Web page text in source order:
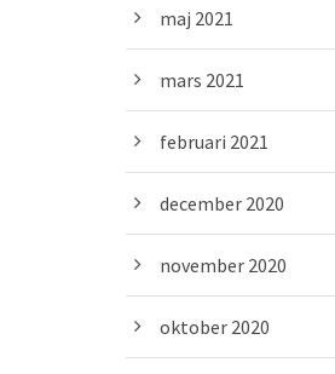
maj 2021
mars 2021
februari 2021
december 2020
november 2020
oktober 2020